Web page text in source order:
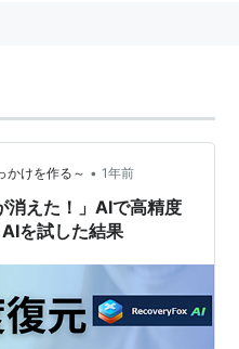
かけを作る～ • 1年前
消えた！」AIで高精度
を試した結果